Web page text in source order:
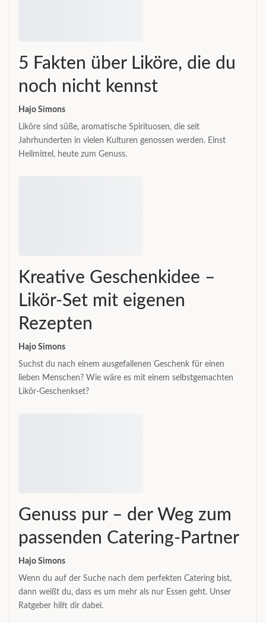
5 Fakten über Liköre, die du
noch nicht kennst
Hajo Simons
Liköre sind süße, aromatische Spirituosen, die seit
Jahrhunderten in vielen Kulturen genossen werden. Einst
Heilmittel, heute zum Genuss.
Kreative Geschenkidee –
Likör-Set mit eigenen
Rezepten
Hajo Simons
Suchst du nach einem ausgefallenen Geschenk für einen
lieben Menschen? Wie wäre es mit einem selbstgemachten
Likör-Geschenkset?
Genuss pur – der Weg zum
passenden Catering-Partner
Hajo Simons
Wenn du auf der Suche nach dem perfekten Catering bist,
dann weißt du, dass es um mehr als nur Essen geht. Unser
Ratgeber hilft dir dabei.